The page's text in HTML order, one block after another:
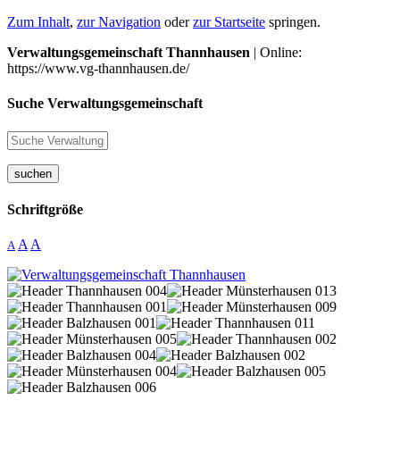
Zum Inhalt, zur Navigation oderzur Startseite springen.
Verwaltungsgemeinschaft Thannhausen | Online:
https://www.vg-thannhausen.de/
Suche Verwaltungsgemeinschaft
suchen
Schriftgröße
A A A